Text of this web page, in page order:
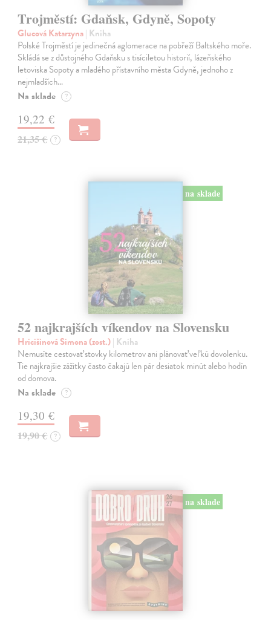
Trojměstí: Gdaňsk, Gdyně, Sopoty
Glucová Katarzyna| Kniha
Polské Trojměstí je jedinečná aglomerace na pobřeží Baltského moře.
Skládá se z důstojného Gdaňsku s tisíciletou historií, lázeňského
letoviska Sopoty a mladého přístavního města Gdyně, jednoho z
nejmladších…
Na sklade ?
19,22 €
21,35 € ?
na sklade
52 najkrajších víkendov na Slovensku
Hricišinová Simona (zost.)| Kniha
Nemusíte cestovať stovky kilometrov ani plánovať veľkú dovolenku.
Tie najkrajšie zážitky často čakajú len pár desiatok minút alebo hodín
od domova.
Na sklade ?
19,30 €
19,90 € ?
na sklade